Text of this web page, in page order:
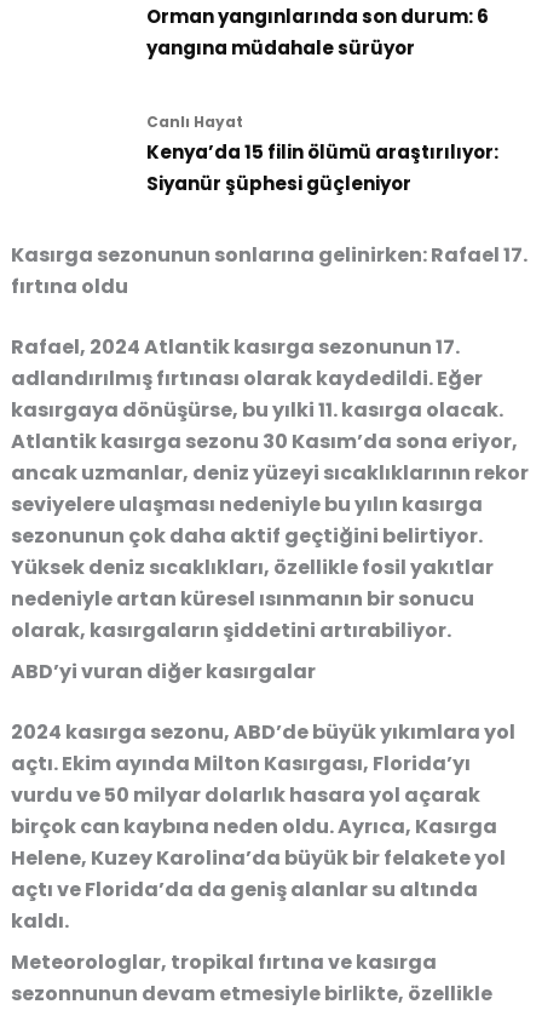
Orman yangınlarında son durum: 6
yangına müdahale sürüyor
Canlı Hayat
Kenya’da 15 filin ölümü araştırılıyor:
Siyanür şüphesi güçleniyor
Kasırga sezonunun sonlarına gelinirken: Rafael 17.
fırtına oldu
Rafael, 2024 Atlantik kasırga sezonunun 17.
adlandırılmış fırtınası olarak kaydedildi. Eğer
kasırgaya dönüşürse, bu yılki 11. kasırga olacak.
Atlantik kasırga sezonu 30 Kasım’da sona eriyor,
ancak uzmanlar, deniz yüzeyi sıcaklıklarının rekor
seviyelere ulaşması nedeniyle bu yılın kasırga
sezonunun çok daha aktif geçtiğini belirtiyor.
Yüksek deniz sıcaklıkları, özellikle fosil yakıtlar
nedeniyle artan küresel ısınmanın bir sonucu
olarak, kasırgaların şiddetini artırabiliyor.
ABD’yi vuran diğer kasırgalar
2024 kasırga sezonu, ABD’de büyük yıkımlara yol
açtı. Ekim ayında Milton Kasırgası, Florida’yı
vurdu ve 50 milyar dolarlık hasara yol açarak
birçok can kaybına neden oldu. Ayrıca, Kasırga
Helene, Kuzey Karolina’da büyük bir felakete yol
açtı ve Florida’da da geniş alanlar su altında
kaldı.
Meteorologlar, tropikal fırtına ve kasırga
sezonnunun devam etmesiyle birlikte, özellikle